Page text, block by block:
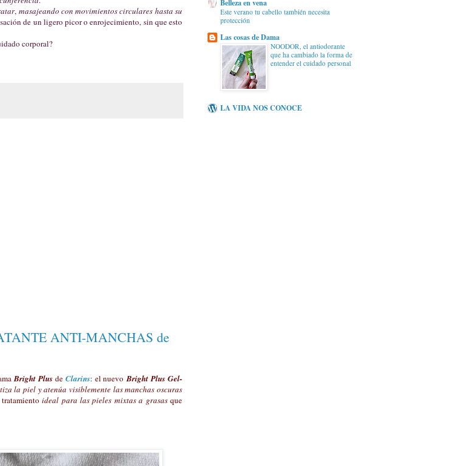
, masajeando con movimientos circulares hasta su
de un ligero picor o enrojecimiento, sin que esto
corporal?
ANTI-MANCHAS de
Bright Plus de Clarins: el nuevoBright Plus Gel-
la piel y atenúa visiblemente las manchas oscuras
ideal para las pieles mixtas a grasasque
Belleza en vena
Este verano tu cabello también necesita
protección
Las cosas de Dama
NOODOR, el antiodorante
que ha cambiado la forma de
entender el cuidado personal
LA VIDA NOS CONOCE